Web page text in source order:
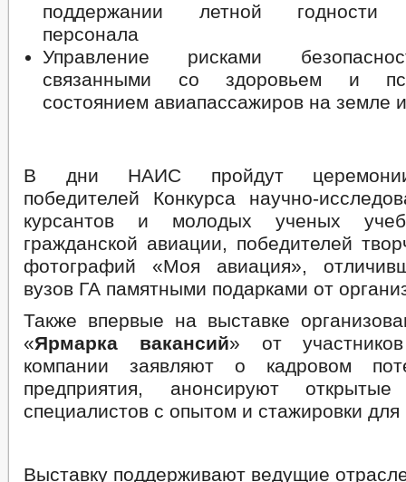
поддержании летной годности
персонала
Управление рисками
связанными со здоровьем и
состоянием авиапассажиров на земле
В дни НАИС пройдут церемонии
победителей Конкурса научно-
курсантов и молодых ученых
гражданской авиации, победителей
фотографий «Моя авиация»,
вузов ГА памятными подарками от
Также впервые на выставке
«Ярмарка вакансий» от
компании заявляют о кадровом
предприятия, анонсируют
специалистов с опытом и стажировки для
Выставку поддерживают ведущие